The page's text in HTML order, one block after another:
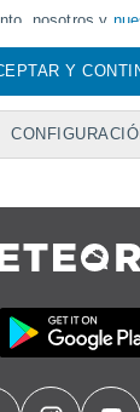
nosotros y
únicos o
y procesar datos
Es posible
datos
a lo que puedes
socios
en un
para
la publicidad
Y